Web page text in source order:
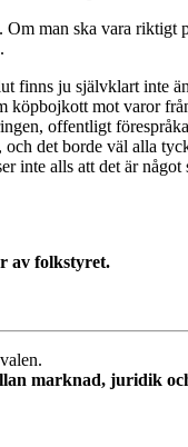
man ska vara riktigt
finns ju självklart inte
köpbojkott mot varor
offentligt
det borde väl alla
inte alls att det är
av folkstyret.
marknad, juridik